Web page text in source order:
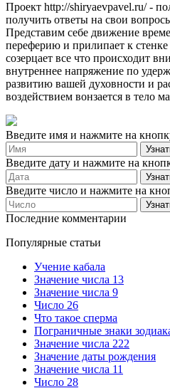
Проект http://shiryaevpavel.ru/ -
получить ответы на свои
Представим себе движение
переферию и прилипает к
созерцает все что происходит
внутреннее напряжение по
развитию вашей духовности и
воздействием вонзается в тело
Введите имя и нажмите на
Введите дату и нажмите на
Введите число и нажмите на
Последние комментарии
Популярные статьи
Учение кабала
Значение числа 13
Значение числа 9
Число 26
Что такое сперма
Пограничные знаки
Значение числа 222
Значение даты рождения
Значение числа 11
Число 28